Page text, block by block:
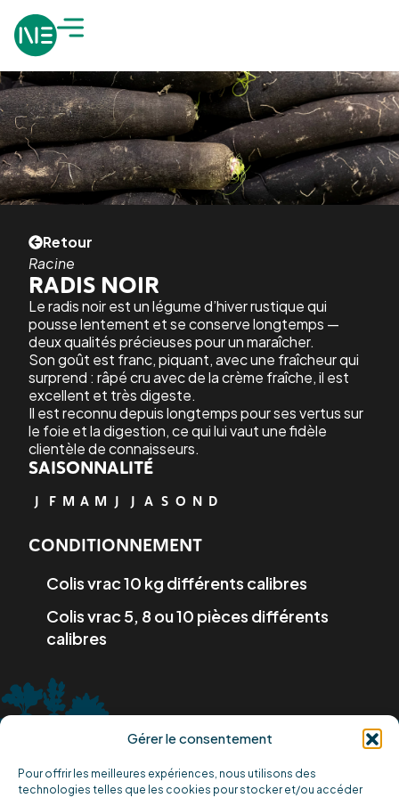
Gérer le consentement
Pour offrir les meilleures expériences, nous utilisons des
technologies telles que les cookies pour stocker et/ou accéder
Retour
Racine
RADIS NOIR
Le radis noir est un légume d’hiver rustique qui
pousse lentement et se conserve longtemps —
deux qualités précieuses pour un maraîcher.
Son goût est franc, piquant, avec une fraîcheur qui
surprend : râpé cru avec de la crème fraîche, il est
excellent et très digeste.
Il est reconnu depuis longtemps pour ses vertus sur
le foie et la digestion, ce qui lui vaut une fidèle
clientèle de connaisseurs.
SAISONNALITÉ
J F M A M J J A S O N D
CONDITIONNEMENT
Colis vrac 10 kg différents calibres
Colis vrac 5, 8 ou 10 pièces différents
calibres